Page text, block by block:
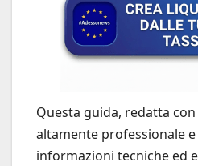
Questa guida, redatta
altamente professionale
informazioni tecniche ed